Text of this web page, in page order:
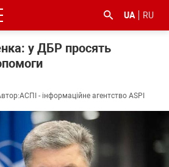
UA RU
у ДБР просять
АСПІ - інформаційне агентство ASPI
#ДФС #Київ #коронавірус